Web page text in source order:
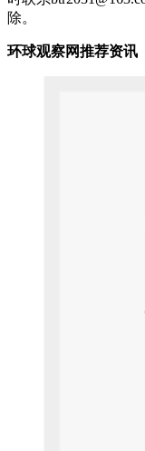
除。
环球观察网推荐资讯